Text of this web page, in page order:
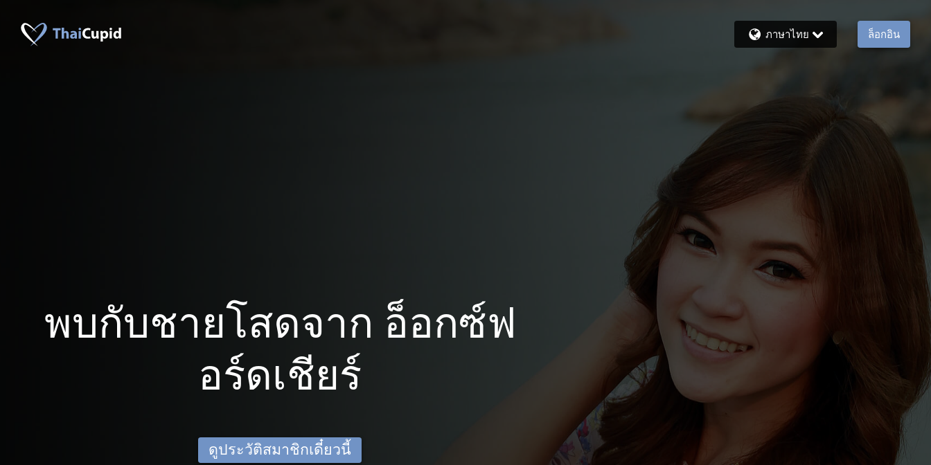
ภาษาไทย ล็อกอิน
พบกับชายโสดจาก อ็อกซ์ฟ
อร์ดเชียร์
ดูประวัติสมาชิกเดี๋ยวนี้